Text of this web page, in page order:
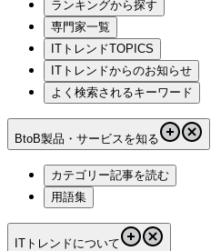
ランキングから探す
専門家一覧
ITトレンドTOPICS
ITトレンドからのお知らせ
よく検索されるキーワード
BtoB製品・サービスを知る
カテゴリー記事を読む
用語集
ITトレンドについて